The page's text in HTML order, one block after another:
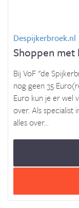
Despijkerbroek.nl
Shoppen
Bij VoF "de
nog geen 35
Euro kun je er wel
over. Als specialist
alles over...